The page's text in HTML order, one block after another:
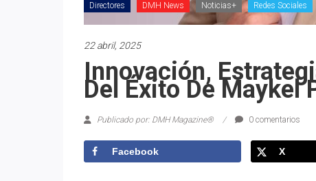
Directores DMH News Noticias+ Redes Sociales
22 abril, 2025
Innovación,
Del Éxito De Maykel
Publicado por: DMH Magazine® 0 comentarios
Facebook X